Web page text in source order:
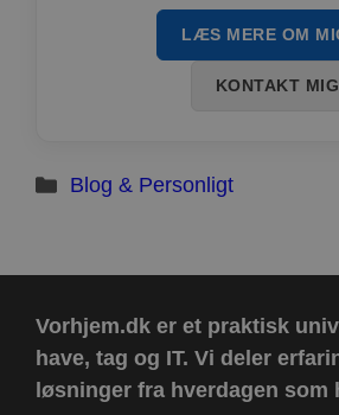
LÆS MERE OM
KONTAKT MIG
Kategorier
Blog & Personligt
Vorhjem.dk er et praktisk
have, tag og IT. Vi deler
løsninger fra hverdagen som